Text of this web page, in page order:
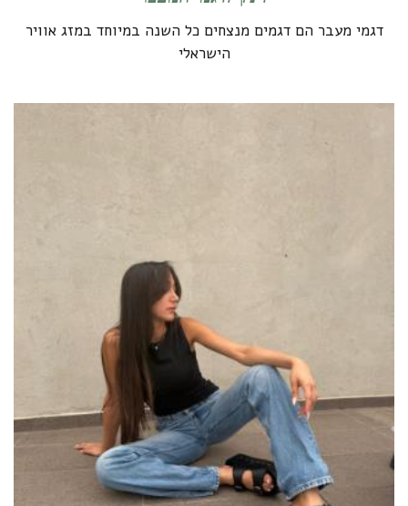
דגמי מעבר הם דגמים מנצחים כל השנה במיוחד במזג אוויר
הישראלי